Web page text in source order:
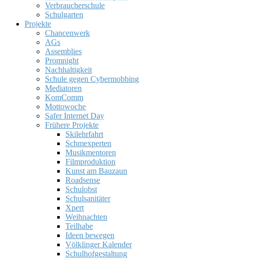
Verbraucherschule
Schulgarten
Projekte
Chancenwerk
AGs
Assemblies
Promnight
Nachhaltigkeit
Schule gegen Cybermobbing
Mediatoren
KomComm
Mottowoche
Safer Internet Day
Frühere Projekte
Skilehrfahrt
Schmexperten
Musikmentoren
Filmproduktion
Kunst am Bauzaun
Roadsense
Schulobst
Schulsanitäter
Xpert
Weihnachten
Teilhabe
Ideen bewegen
Völklinger Kalender
Schulhofgestaltung